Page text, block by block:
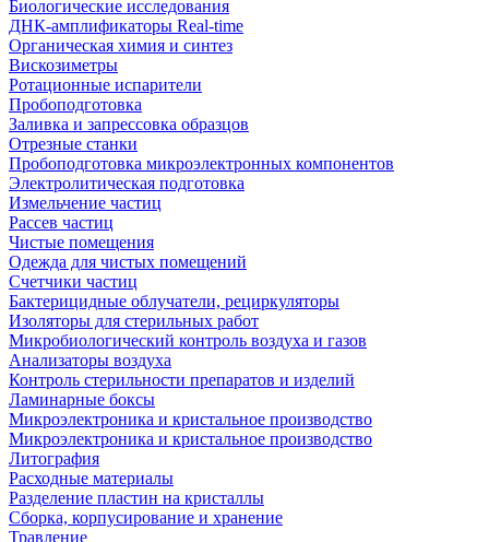
Биологические исследования
ДНК-амплификаторы Real-time
Органическая химия и синтез
Вискозиметры
Ротационные испарители
Пробоподготовка
Заливка и запрессовка образцов
Отрезные станки
Пробоподготовка микроэлектронных компонентов
Электролитическая подготовка
Измельчение частиц
Рассев частиц
Чистые помещения
Одежда для чистых помещений
Счетчики частиц
Бактерицидные облучатели, рециркуляторы
Изоляторы для стерильных работ
Микробиологический контроль воздуха и газов
Анализаторы воздуха
Контроль стерильности препаратов и изделий
Ламинарные боксы
Микроэлектроника и кристальное производство
Микроэлектроника и кристальное производство
Литография
Расходные материалы
Разделение пластин на кристаллы
Сборка, корпусирование и хранение
Травление